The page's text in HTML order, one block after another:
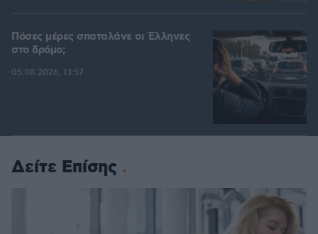
Πόσες μέρες σπαταλάνε οι Έλληνες
στο δρόμο;
05.08.2026, 13:57
Δείτε Επίσης